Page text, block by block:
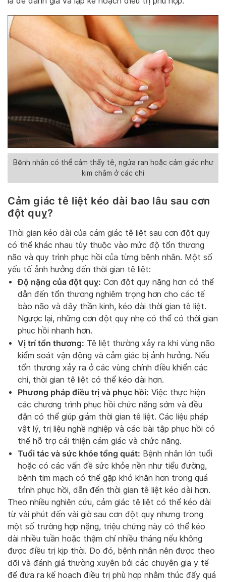
Bệnh nhân có thể cảm thấy tê, ngứa ran hoặc cảm giác như
kim châm ở các chi
Cảm giác tê liệt kéo dài bao lâu sau cơn
đột quỵ?
Thời gian kéo dài của cảm giác tê liệt sau cơn đột quỵ
có thể khác nhau tùy thuộc vào mức độ tổn thương
não và quy trình phục hồi của từng bệnh nhân. Một số
yếu tố ảnh hưởng đến thời gian tê liệt:
Độ nặng của đột quỵ: Cơn đột quỵ nặng hơn có thể
dẫn đến tổn thương nghiêm trọng hơn cho các tế
bào não và dây thần kinh, kéo dài thời gian tê liệt.
Ngược lại, những cơn đột quỵ nhẹ có thể có thời gian
phục hồi nhanh hơn.
Vị trí tổn thương: Tê liệt thường xảy ra khi vùng não
kiểm soát vận động và cảm giác bị ảnh hưởng. Nếu
tổn thương xảy ra ở các vùng chính điều khiển các
chi, thời gian tê liệt có thể kéo dài hơn.
Phương pháp điều trị và phục hồi: Việc thực hiện
các chương trình phục hồi chức năng sớm và đều
đặn có thể giúp giảm thời gian tê liệt. Các liệu pháp
vật lý, trị liệu nghề nghiệp và các bài tập phục hồi có
thể hỗ trợ cải thiện cảm giác và chức năng.
Tuổi tác và sức khỏe tổng quát: Bệnh nhân lớn tuổi
hoặc có các vấn đề sức khỏe nền như tiểu đường,
bệnh tim mạch có thể gặp khó khăn hơn trong quá
trình phục hồi, dẫn đến thời gian tê liệt kéo dài hơn.
Theo nhiều nghiên cứu, cảm giác tê liệt có thể kéo dài
từ vài phút đến vài giờ sau cơn đột quỵ nhưng trong
một số trường hợp nặng, triệu chứng này có thể kéo
dài nhiều tuần hoặc thậm chí nhiều tháng nếu không
được điều trị kịp thời. Do đó, bệnh nhân nên được theo
dõi và đánh giá thường xuyên bởi các chuyên gia y tế
để đưa ra kế hoạch điều trị phù hợp nhằm thúc đẩy quá